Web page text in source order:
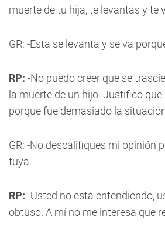
muerte de tu hija, te levantás y te
GR: -Esta se levanta y se va
RP: -No puedo creer que se
la muerte de un hijo. Justifico
porque fue demasiado la
GR: -No descalifiques mi opinión
tuya.
RP: -Usted no está entendiendo,
obtuso. A mí no me interesa que